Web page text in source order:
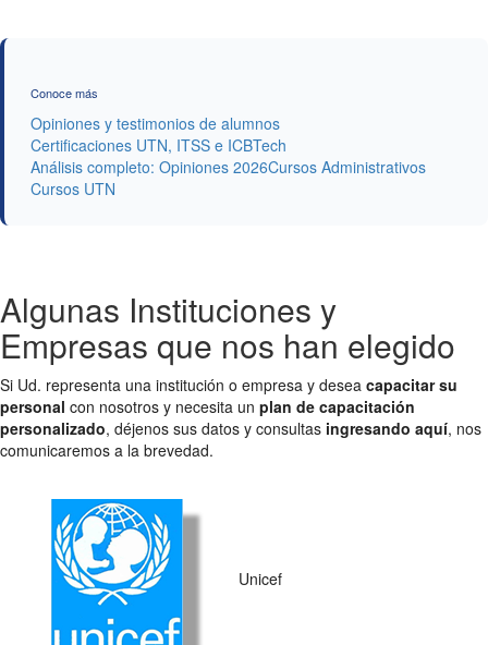
Conoce más
Opiniones y testimonios de alumnos
Certificaciones UTN, ITSS e ICBTech
Análisis completo: Opiniones 2026Cursos Administrativos
Cursos UTN
Algunas Instituciones y
Empresas que nos han elegido
Si Ud. representa una institución o empresa y desea capacitar su
personal con nosotros y necesita un plan de capacitación
personalizado, déjenos sus datos y consultas ingresando aquí, nos
comunicaremos a la brevedad.
Unicef